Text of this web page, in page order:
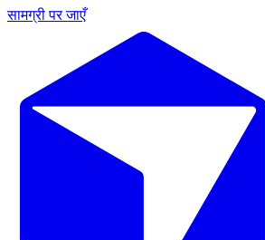
सामग्री पर जाएँ